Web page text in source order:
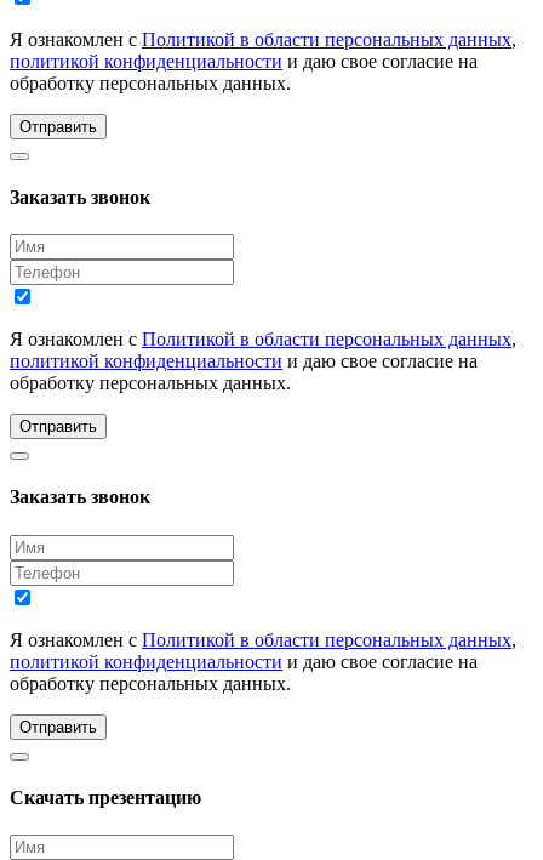
Я ознакомлен с Политикой в области персональных данных,
политикой конфиденциальности и даю свое согласие на
обработку персональных данных.
Отправить
Заказать звонок
Я ознакомлен с Политикой в области персональных данных,
политикой конфиденциальности и даю свое согласие на
обработку персональных данных.
Отправить
Заказать звонок
Я ознакомлен с Политикой в области персональных данных,
политикой конфиденциальности и даю свое согласие на
обработку персональных данных.
Отправить
Скачать презентацию